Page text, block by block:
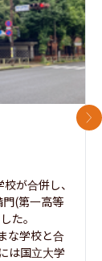
が合併し、
(第一高等
た。
な学校と合
は国立大学
次